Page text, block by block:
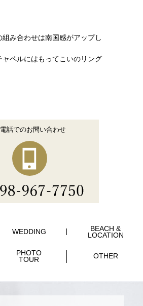
み合わせは南国感がアップし
ャペルにはもってこいのリング
話でのお問い合わせ
WEDDING
BEACH &
LOCATION
PHOTO
TOUR
OTHER